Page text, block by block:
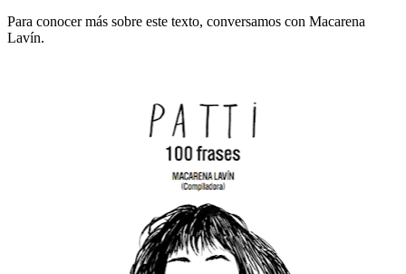
Para conocer más sobre este texto, conversamos con Macarena
Lavín.